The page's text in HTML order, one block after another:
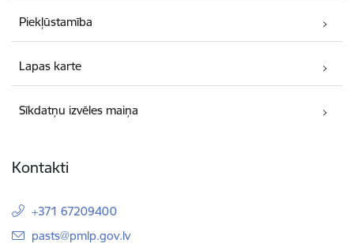
Piekļūstamība
Lapas karte
Sīkdatņu izvēles maiņa
Kontakti
+371 67209400
E-pasts:
pasts@pmlp.gov.lv